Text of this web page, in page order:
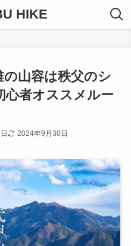
HIKE
の山容は秩父のシ
心者オススメルー
2024年9月30日